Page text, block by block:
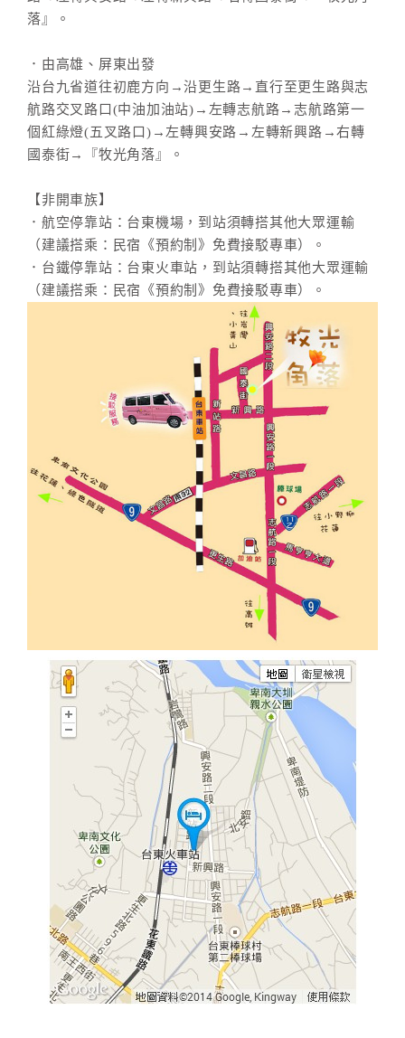
落』。
．由高雄、屏東出發
沿台九省道往初鹿方向→沿更生路→直行至更生路與志
航路交叉路口(中油加油站)→左轉志航路→志航路第一
個紅綠燈(五叉路口)→左轉興安路→左轉新興路→右轉
國泰街→『牧光角落』。
【非開車族】
．航空停靠站：台東機場，到站須轉搭其他大眾運輸
（建議搭乘：民宿《預約制》免費接駁專車）。
．台鐵停靠站：台東火車站，到站須轉搭其他大眾運輸
（建議搭乘：民宿《預約制》免費接駁專車）。